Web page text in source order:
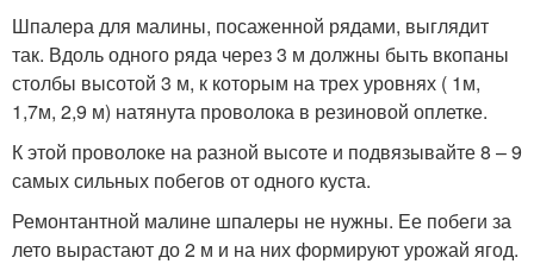
Шпалера для малины, посаженной рядами, выглядит
так. Вдоль одного ряда через 3 м должны быть вкопаны
столбы высотой 3 м, к которым на трех уровнях ( 1м,
1,7м, 2,9 м) натянута проволока в резиновой оплетке.
К этой проволоке на разной высоте и подвязывайте 8 – 9
самых сильных побегов от одного куста.
Ремонтантной малине шпалеры не нужны. Ее побеги за
лето вырастают до 2 м и на них формируют урожай ягод.